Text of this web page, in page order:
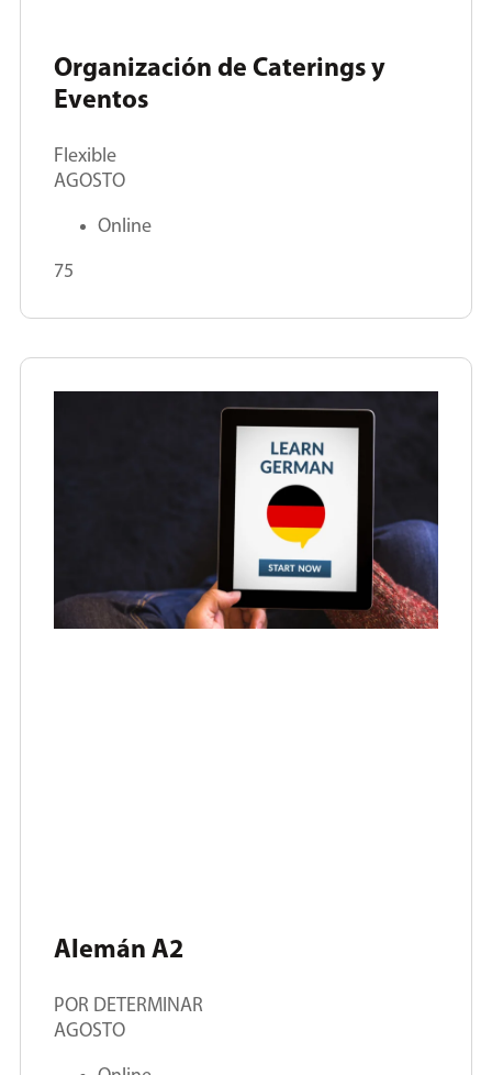
Organización de Caterings y
Eventos
Flexible
AGOSTO
Online
75
Alemán A2
POR DETERMINAR
AGOSTO